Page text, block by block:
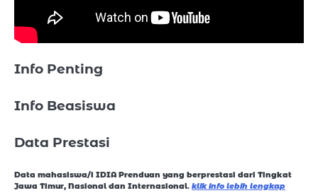
Info Penting
Info Beasiswa
Data Prestasi
Data mahasiswa/i IDIA Prenduan yang berprestasi dari Tingkat
Jawa Timur, Nasional dan Internasional. klik info lebih lengkap